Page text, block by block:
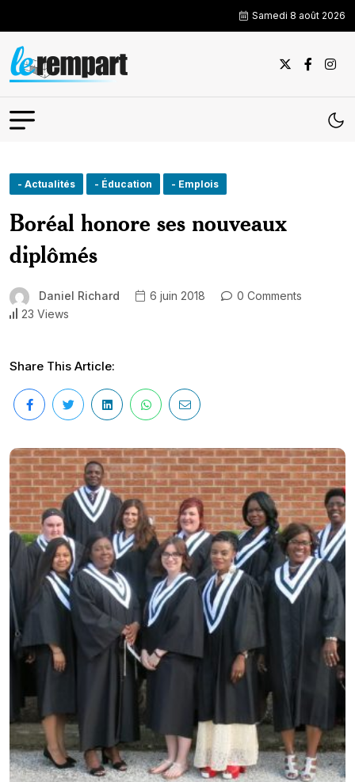
Samedi 8 août 2026
- Actualités - Éducation - Emplois
Boréal honore ses nouveaux
diplômés
Daniel Richard 6 juin 2018
0 Comments
23 Views
Share This Article: